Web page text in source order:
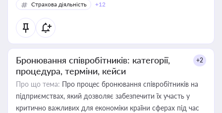
Страхова діяльність
+12
Бронювання співробітників: категорії,
процедура, терміни, кейси
+2
Про що тема: Про процес бронювання співробітників на
підприємствах, який дозволяє забезпечити їх участь у
критично важливих для економіки країни сферах під час